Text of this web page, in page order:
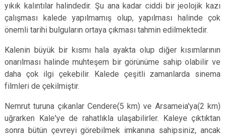
yıkık kalıntılar halindedir. Şu ana kadar ciddi bir jeolojik kazı
çalışması kalede yapılmamış olup, yapılması halinde çok
önemli tarihi bulguların ortaya çıkması tahmin edilmektedir.
Kalenin büyük bir kısmı hala ayakta olup diğer kısımlarının
onarılması halinde muhteşem bir görünüme sahip olabilir ve
daha çok ilgi çekebilir. Kalede çeşitli zamanlarda sinema
filmleri de çekilmiştir.
Nemrut turuna çıkanlar Cendere(5 km) ve Arsameia'ya(2 km)
uğrarken Kale'ye de rahatlıkla ulaşabilirler. Kaleye çıktıktan
sonra bütün çevreyi görebilmek imkanına sahipsiniz, ancak